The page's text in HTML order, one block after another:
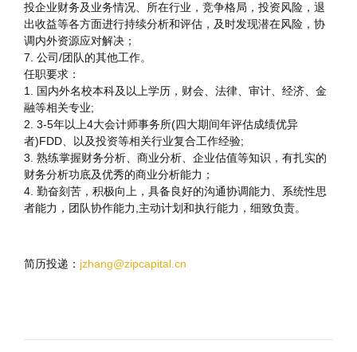
投企业财务及业务情况、所在行业，竞争格局，投资风险，退
出收益等各方面进行持续分析和评估，及时发现潜在风险，协
调内外资源应对解决；
7. 公司/团队的其他工作。
任职要求：
1. 国内外名校本科及以上学历，财会、法律、审计、经济、金
融等相关专业;
2. 3-5年以上4大会计师事务所(四大期间年评估成绩优异
者)FDD、以及投资等相关行业复合工作经验;
3. 熟练掌握财务分析、商业分析、企业估值等知识，有扎实的
财务分析功底及优秀的商业分析能力；
4. 勤奋刻苦，积极向上，具备良好的沟通协调能力、系统性思
者能力，团队协作能力,主动计划和执行能力，细致负责。
简历投递： jzhang@zipcapital.cn